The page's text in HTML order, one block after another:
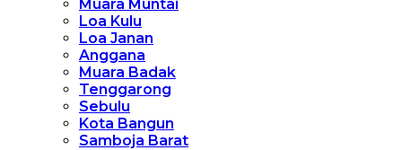
Muara Muntai
Loa Kulu
Loa Janan
Anggana
Muara Badak
Tenggarong
Sebulu
Kota Bangun
Samboja Barat